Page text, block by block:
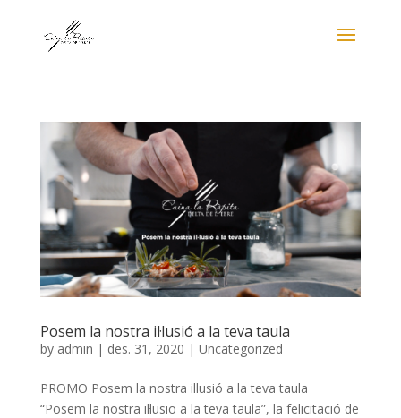
Posem la nostra il·lusió a la teva taula
by admin | des. 31, 2020 | Uncategorized
PROMO Posem la nostra il·lusió a la teva taula
“Posem la nostra il·lusio a la teva taula”, la felicitació de